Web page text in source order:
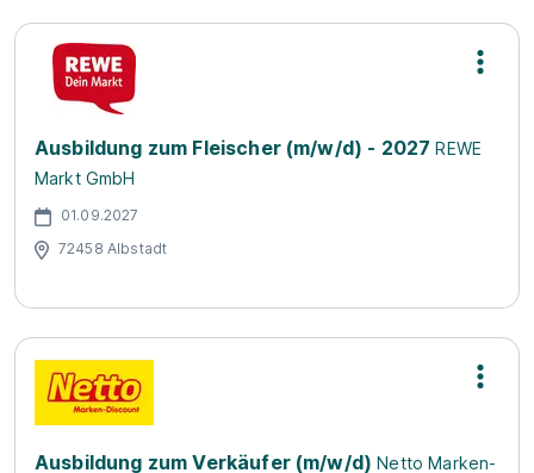
Ausbildung zum Fleischer (m/w/d) - 2027 REWE
Markt GmbH
01.09.2027
72458 Albstadt
Ausbildung zum Verkäufer (m/w/d) Netto Marken-